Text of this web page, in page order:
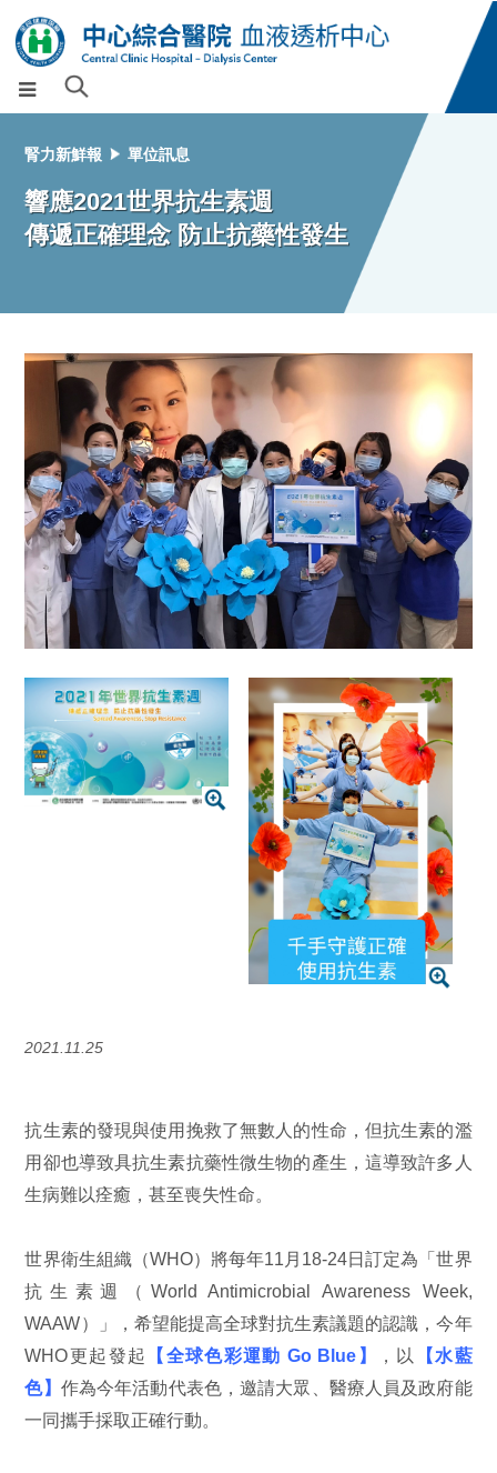
腎力新鮮報 單位訊息
響應2021世界抗生素週
傳遞正確理念 防止抗藥性發生
2021.11.25
抗生素的發現與使用挽救了無數人的性命，但抗生素的濫
用卻也導致具抗生素抗藥性微生物的產生，這導致許多人
生病難以痊癒，甚至喪失性命。
世界衛生組織（WHO）將每年11月18-24日訂定為「世界
抗生素週（World Antimicrobial Awareness Week,
WAAW）」，希望能提高全球對抗生素議題的認識，今年
WHO更起發起
【全球色彩運動 Go Blue】 ，以
【水藍
色】 作為今年活動代表色，邀請大眾、醫療人員及政府能
一同攜手採取正確行動。